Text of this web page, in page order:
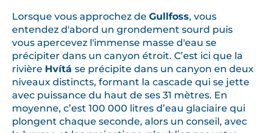
Lorsque vous approchez de Gullfoss, vous
entendez d'abord un grondement sourd puis
vous apercevez l'immense masse d'eau se
précipiter dans un canyon étroit. C’est ici que la
rivière Hvítá se précipite dans un canyon en deux
niveaux distincts, formant la cascade qui se jette
avec puissance du haut de ses 31 mètres. En
moyenne, c’est 100 000 litres d’eau glaciaire qui
plongent chaque seconde, alors un conseil, avec